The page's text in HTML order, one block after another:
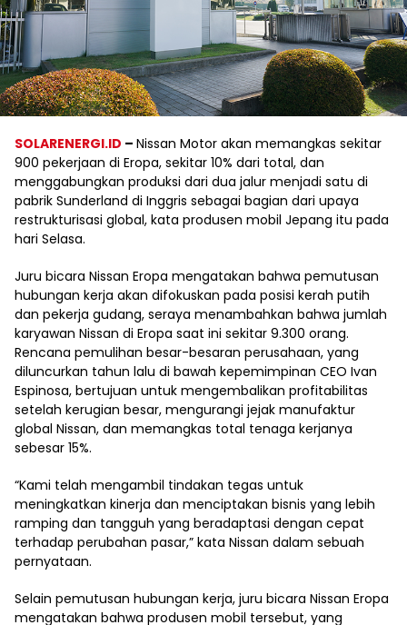
SOLARENERGI.ID – Nissan Motor akan memangkas sekitar
900 pekerjaan di Eropa, sekitar 10% dari total, dan
menggabungkan produksi dari dua jalur menjadi satu di
pabrik Sunderland di Inggris sebagai bagian dari upaya
restrukturisasi global, kata produsen mobil Jepang itu pada
hari Selasa.
Juru bicara Nissan Eropa mengatakan bahwa pemutusan
hubungan kerja akan difokuskan pada posisi kerah putih
dan pekerja gudang, seraya menambahkan bahwa jumlah
karyawan Nissan di Eropa saat ini sekitar 9.300 orang.
Rencana pemulihan besar-besaran perusahaan, yang
diluncurkan tahun lalu di bawah kepemimpinan CEO Ivan
Espinosa, bertujuan untuk mengembalikan profitabilitas
setelah kerugian besar, mengurangi jejak manufaktur
global Nissan, dan memangkas total tenaga kerjanya
sebesar 15%.
“Kami telah mengambil tindakan tegas untuk
meningkatkan kinerja dan menciptakan bisnis yang lebih
ramping dan tangguh yang beradaptasi dengan cepat
terhadap perubahan pasar,” kata Nissan dalam sebuah
pernyataan.
Selain pemutusan hubungan kerja, juru bicara Nissan Eropa
mengatakan bahwa produsen mobil tersebut, yang